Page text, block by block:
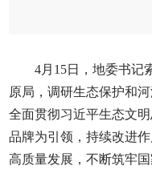
4月15日，地委书记
原局，调研生态保护和
全面贯彻习近平生态文
品牌为引领，持续改进
高质量发展，不断筑牢国